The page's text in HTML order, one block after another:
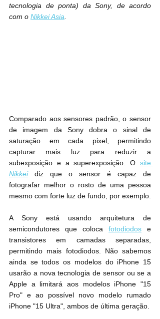
tecnologia de ponta) da Sony, de acordo
com o Nikkei Asia
Comparado aos sensores padrão, o sensor
de imagem da Sony dobra o sinal de
saturação em cada pixel, permitindo
capturar mais luz para reduzir a
subexposição e a superexposição. O
Nikkei diz que o sensor é capaz de
fotografar melhor o rosto de uma pessoa
mesmo com forte luz de fundo, por exemplo.
A Sony está usando arquitetura de
semicondutores que coloca fotodiodos e
transistores em camadas separadas,
permitindo mais fotodiodos. Não sabemos
ainda se todos os modelos do ‌iPhone 15‌
usarão a nova tecnologia de sensor ou se a
Apple a limitará aos modelos ‌iPhone "15‌
Pro" e ao possível novo modelo rumado
iPhone "15 Ultra", ambos de última geração.